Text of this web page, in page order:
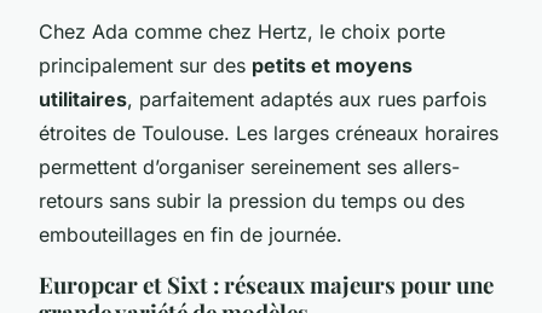
Chez Ada comme chez Hertz, le choix porte
principalement sur des petits et moyens
utilitaires, parfaitement adaptés aux rues parfois
étroites de Toulouse. Les larges créneaux horaires
permettent d’organiser sereinement ses allers-
retours sans subir la pression du temps ou des
embouteillages en fin de journée.
Europcar et Sixt : réseaux majeurs pour une